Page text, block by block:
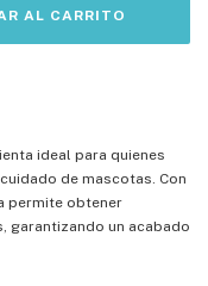
ideal para quienes
de mascotas. Con
permite obtener
garantizando un acabado